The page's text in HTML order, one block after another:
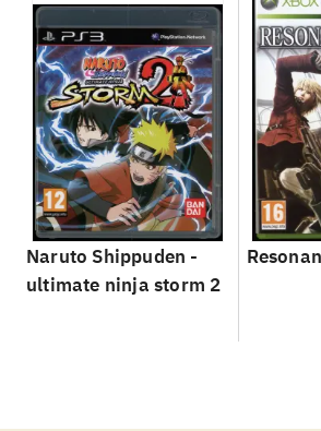
Naruto Shippuden -
ultimate ninja storm 2